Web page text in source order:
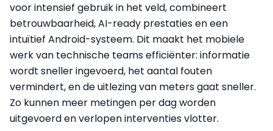
voor intensief gebruik in het veld, combineert
betrouwbaarheid, AI-ready prestaties en een
intuïtief Android-systeem. Dit maakt het mobiele
werk van technische teams efficiënter: informatie
wordt sneller ingevoerd, het aantal fouten
vermindert, en de uitlezing van meters gaat sneller.
Zo kunnen meer metingen per dag worden
uitgevoerd en verlopen interventies vlotter.